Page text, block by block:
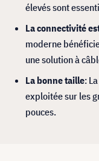
élevés sont
La connectivité
moderne
une solution à
La bonne taille:
exploitée sur les
pouces.